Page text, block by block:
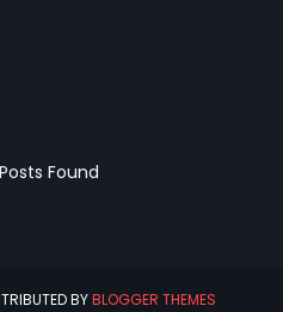
Found
BYBLOGGER THEMES